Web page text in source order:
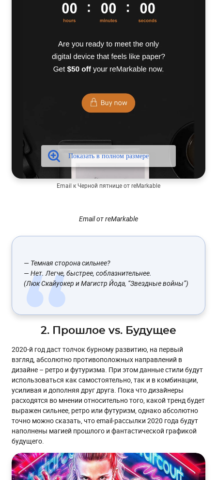
Email к Черной пятнице от reMarkable
Email от reMarkable
— Темная сторона сильнее?
— Нет. Легче, быстрее, соблазнительнее.
(Люк Скайуокер и Магистр Йода, “Звездные войны”)
2. Прошлое vs. Будущее
2020-й год даст толчок бурному развитию, на первый
взгляд, абсолютно противоположных направлений в
дизайне – ретро и футуризма. При этом данные стили будут
использоваться как самостоятельно, так и в комбинации,
усиливая и дополняя друг друга. Пока что дизайнеры
расходятся во мнении относительно того, какой тренд будет
выражен сильнее, ретро или футуризм, однако абсолютно
точно можно сказать, что email-рассылки 2020 года будут
наполнены магией прошлого и фантастической графикой
будущего.